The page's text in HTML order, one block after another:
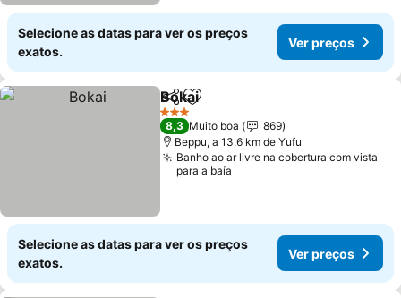
Selecione as datas para ver os preços
exatos.
Ver preços
PartilharAdicionar aos favoritos
Bokai
3 Estrelas
8,3 Muito boa
869
Beppu, a 13.6 km de Yufu
Banho ao ar livre na cobertura com vista
para a baía
Selecione as datas para ver os preços
exatos.
Ver preços